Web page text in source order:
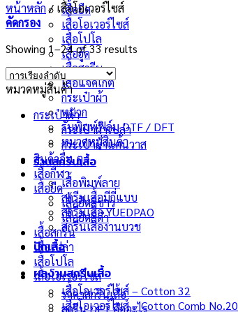
เสื้อยืด
เสื้อโอเวอร์ไซส์
เสื้อโปโล
เสื้อฮู๊ด
เสื้อสกรีน
เสื้อแจ็คเก็ต
กระเป๋าผ้า
หมวก
รับพิมพ์ฟิล์ม DTF / DFT
หมวดหมู่สินค้า
ร้านสกรีนเสื้อ
เสื้อพิมพ์ลาย
สกรีนเสื้อมีกี่แบบ
สกรีนเสื้อ YUEDPAO
สกรีนเสื้องานบวช
ปักเสื้อ
ผลงานสกรีนเสื้อ
ราคาสกรีนเสื้อ
สกรีน DFT คืออะไร
หน้าหลัก / เสื้อโอเวอร์ไซส์
คัดกรอง
Showing 1–24 of 33 results
หมวดหมู่สินค้า
กระเป๋าผ้า
กระเป๋าผ้าเปล่า
กระเป๋าผ้าแคนวาส
สินค้าอื่น ๆ
เสื้อกีฬา
เสื้อยืด
เสื้อยืดสีขาว
เสื้อยืดสีดำ
เสื้อสกรีน
เสื้อเปล่า
เสื้อโปโล
เสื้อโอเวอร์ไซส์
เสื้อโอเวอร์ไซส์ – Cotton 32
เสื้อโอเวอร์ไซส์ – Cotton Comb No.20